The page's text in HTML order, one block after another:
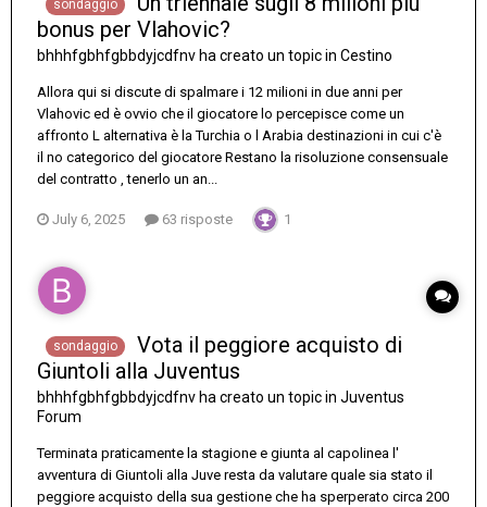
sondaggio
bonus per Vlahovic?
bhhhfgbhfgbbdyjcdfnv ha creato un topic in Cestino
Allora qui si discute di spalmare i 12 milioni in due anni per
Vlahovic ed è ovvio che il giocatore lo percepisce come un
affronto L alternativa è la Turchia o l Arabia destinazioni in cui c'è
il no categorico del giocatore Restano la risoluzione consensuale
del contratto , tenerlo un an...
July 6, 2025 63 risposte 1
sondaggio
Vota il peggiore acquisto di
Giuntoli alla Juventus
bhhhfgbhfgbbdyjcdfnv ha creato un topic in Juventus
Forum
Terminata praticamente la stagione e giunta al capolinea l'
avventura di Giuntoli alla Juve resta da valutare quale sia stato il
peggiore acquisto della sua gestione che ha sperperato circa 200